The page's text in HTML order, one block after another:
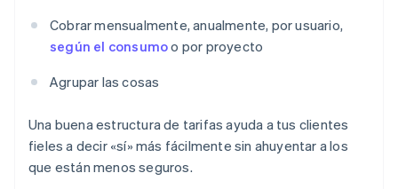
Cobrar mensualmente, anualmente, por usuario,
según el consumoo por proyecto
Agrupar las cosas
Una buena estructura de tarifas ayuda a tus clientes
fieles a decir «sí» más fácilmente sin ahuyentar a los
que están menos seguros.